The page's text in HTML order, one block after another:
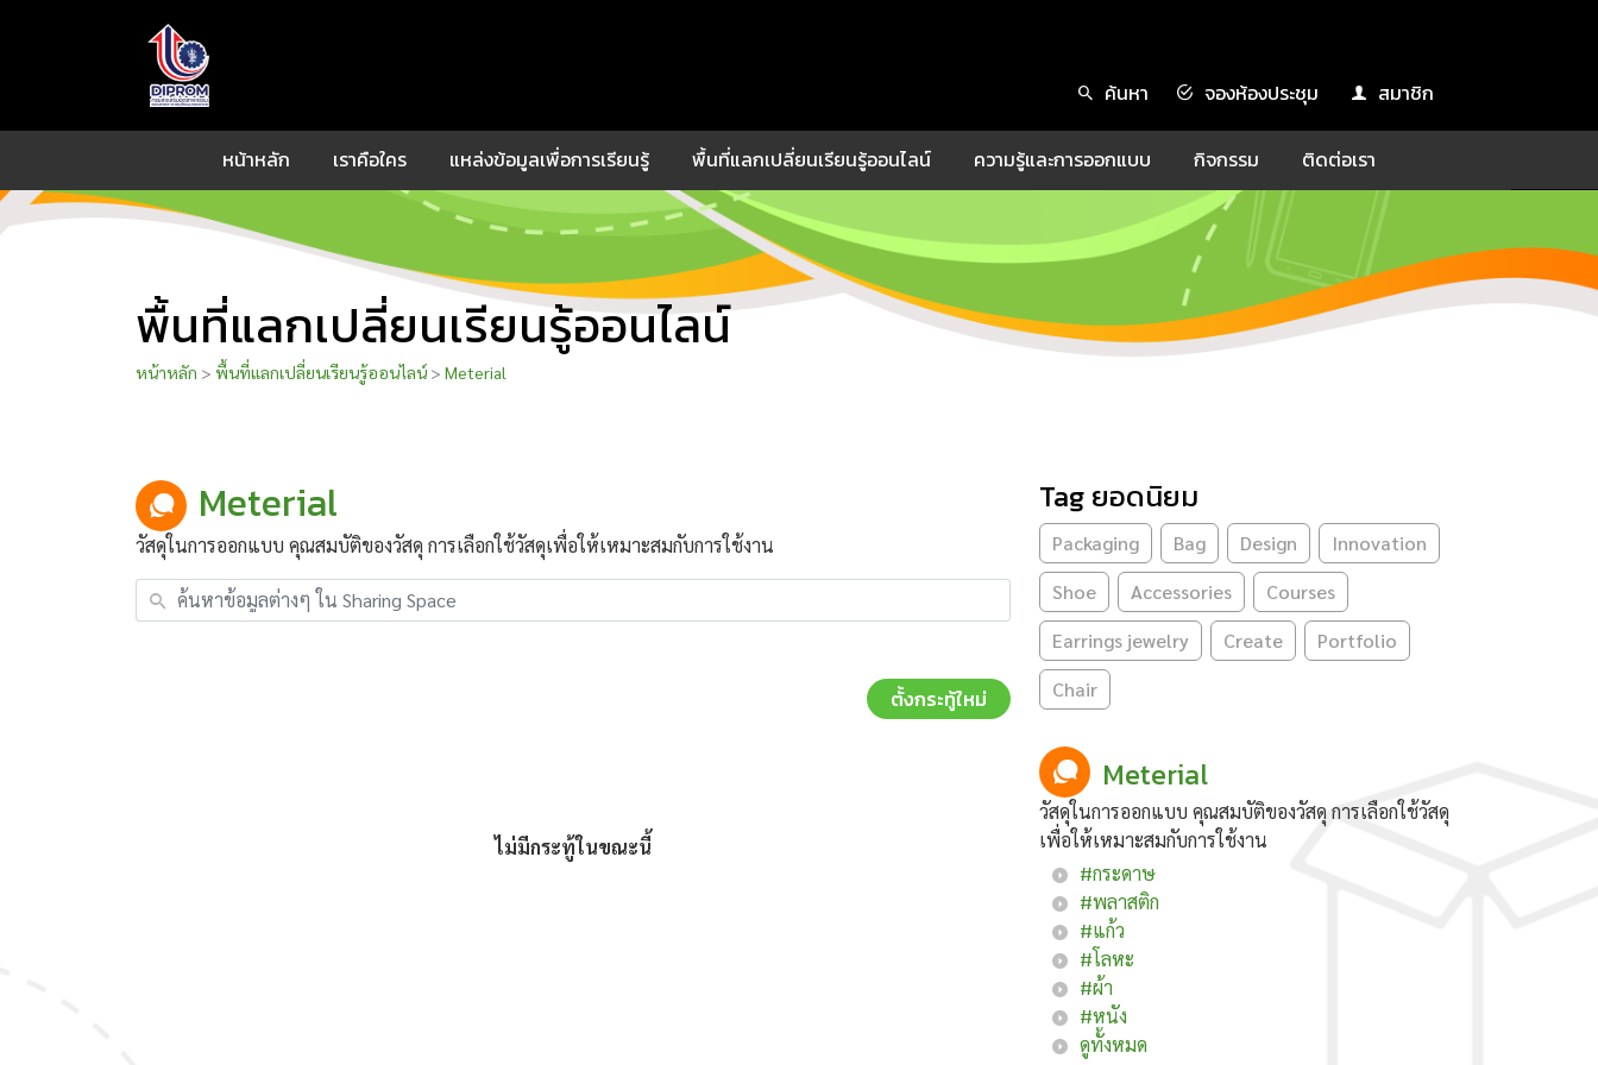
ค้นหา จองห้องประชุม สมาชิก
หน้าหลัก เราคือใคร แหล่งข้อมูลเพื่อการเรียนรู้ พื้นที่แลกเปลี่ยนเรียนรู้ออนไลน์ ความรู้และการออกแบบ กิจกรรม ติดต่อเรา
พื้นที่แลกเปลี่ยนเรียนรู้ออนไลน์
หน้าหลัก > พื้นที่แลกเปลี่ยนเรียนรู้ออนไลน์ > Meterial
Meterial
วัสดุในการออกแบบ คุณสมบัติของวัสดุ การเลือกใช้วัสดุเพื่อให้เหมาะสมกับการใช้งาน
ตั้งกระทู้ใหม่
ไม่มีกระทู้ในขณะนี้
Tag ยอดนิยม
Packaging Bag Design
Innovation
Shoe
Accessories
Courses
Earrings jewelry
Create
Portfolio
Chair
Meterial
วัสดุในการออกแบบ คุณสมบัติของวัสดุ การเลือกใช้วัสดุ
เพื่อให้เหมาะสมกับการใช้งาน
#กระดาษ
#พลาสติก
#แก้ว
#โลหะ
#ผ้า
#หนัง
ดูทั้งหมด